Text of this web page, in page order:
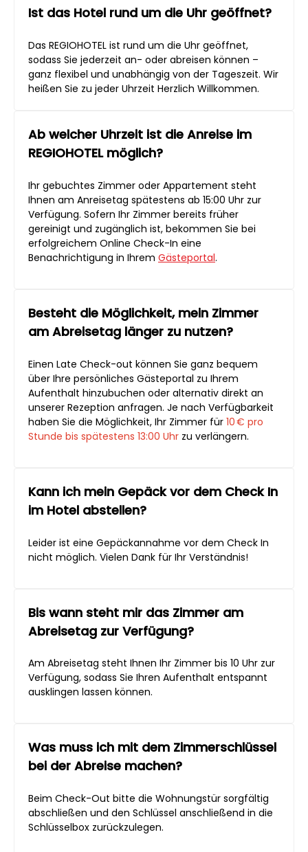
Ist das Hotel rund um die Uhr geöffnet?
Das REGIOHOTEL ist rund um die Uhr geöffnet,
sodass Sie jederzeit an- oder abreisen können –
ganz flexibel und unabhängig von der Tageszeit. Wir
heißen Sie zu jeder Uhrzeit Herzlich Willkommen.
Ab welcher Uhrzeit ist die Anreise im
REGIOHOTEL möglich?
Ihr gebuchtes Zimmer oder Appartement steht
Ihnen am Anreisetag spätestens ab 15:00 Uhr zur
Verfügung. Sofern Ihr Zimmer bereits früher
gereinigt und zugänglich ist, bekommen Sie bei
erfolgreichem Online Check-In eine
Benachrichtigung in Ihrem Gästeportal.
Besteht die Möglichkeit, mein Zimmer
am Abreisetag länger zu nutzen?
Einen Late Check-out können Sie ganz bequem
über Ihre persönliches Gästeportal zu Ihrem
Aufenthalt hinzubuchen oder alternativ direkt an
unserer Rezeption anfragen. Je nach Verfügbarkeit
haben Sie die Möglichkeit, Ihr Zimmer für 10 € pro
Stunde bis spätestens 13:00 Uhr zu verlängern.
Kann ich mein Gepäck vor dem Check In
im Hotel abstellen?
Leider ist eine Gepäckannahme vor dem Check In
nicht möglich. Vielen Dank für Ihr Verständnis!
Bis wann steht mir das Zimmer am
Abreisetag zur Verfügung?
Am Abreisetag steht Ihnen Ihr Zimmer bis 10 Uhr zur
Verfügung, sodass Sie Ihren Aufenthalt entspannt
ausklingen lassen können.
Was muss ich mit dem Zimmerschlüssel
bei der Abreise machen?
Beim Check-Out bitte die Wohnungstür sorgfältig
abschließen und den Schlüssel anschließend in die
Schlüsselbox zurückzulegen.